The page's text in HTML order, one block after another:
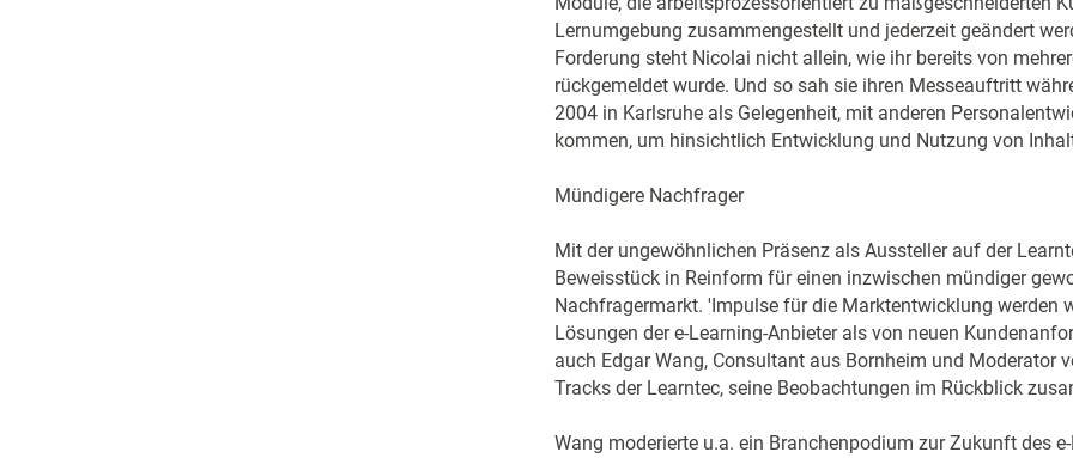
Lernumgebung zusammengestellt und jederzeit geändert
Forderung steht Nicolai nicht allein, wie ihr bereits von
rückgemeldet wurde. Und so sah sie ihren Messeauftritt
2004 in Karlsruhe als Gelegenheit, mit anderen
kommen, um hinsichtlich Entwicklung und Nutzung von
Mündigere Nachfrager
Mit der ungewöhnlichen Präsenz als Aussteller auf der
Beweisstück in Reinform für einen inzwischen mündiger
Nachfragermarkt. 'Impulse für die Marktentwicklung werden
Lösungen der e-Learning-Anbieter als von neuen
auch Edgar Wang, Consultant aus Bornheim und Moderator
Tracks der Learntec, seine Beobachtungen im Rückblick
Wang moderierte u.a. ein Branchenpodium zur Zukunft des